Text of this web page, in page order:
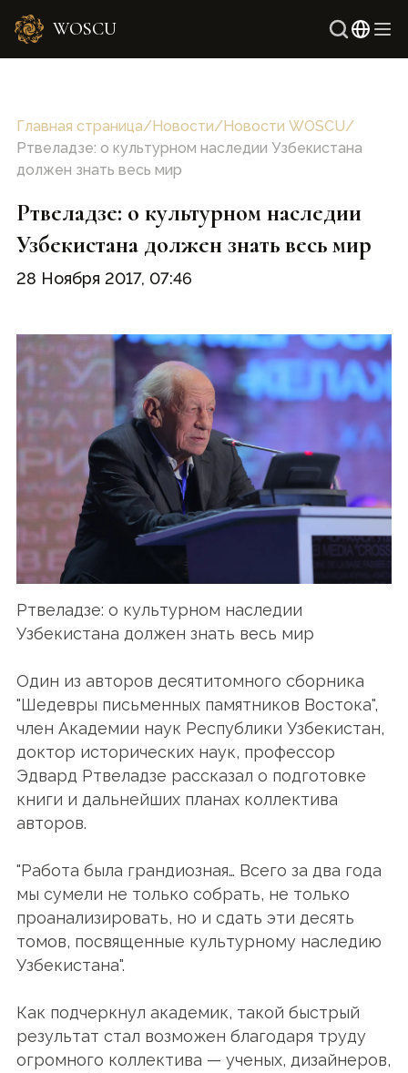
WOSCU
Главная страница/Новости/Новости WOSCU/
Ртвеладзе: о культурном наследии Узбекистана
должен знать весь мир
Ртвеладзе: о культурном наследии
Узбекистана должен знать весь мир
28 Ноября 2017, 07:46
Ртвеладзе: о культурном наследии
Узбекистана должен знать весь мир
Один из авторов десятитомного сборника
"Шедевры письменных памятников Востока",
член Академии наук Республики Узбекистан,
доктор исторических наук, профессор
Эдвард Ртвеладзе рассказал о подготовке
книги и дальнейших планах коллектива
авторов.
"Работа была грандиозная… Всего за два года
мы сумели не только собрать, не только
проанализировать, но и сдать эти десять
томов, посвященные культурному наследию
Узбекистана".
Как подчеркнул академик, такой быстрый
результат стал возможен благодаря труду
огромного коллектива — ученых, дизайнеров,